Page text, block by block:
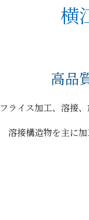
横
高品
フライス加工、溶接
溶接構造物を主に